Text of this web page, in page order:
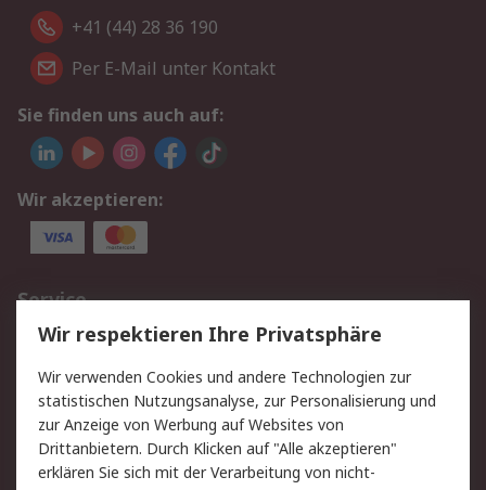
+41 (44) 28 36 190
Per E-Mail unter Kontakt
Sie finden uns auch auf:
Wir akzeptieren:
Service
Value Added Services
Lieferlösungen
Rücksendungen
Kontakt
Hilfe
Rechtliches
Wir respektieren Ihre Privatsphäre
Wir verwenden Cookies und andere Technologien zur
statistischen Nutzungsanalyse, zur Personalisierung und
zur Anzeige von Werbung auf Websites von
Drittanbietern. Durch Klicken auf "Alle akzeptieren"
erklären Sie sich mit der Verarbeitung von nicht-